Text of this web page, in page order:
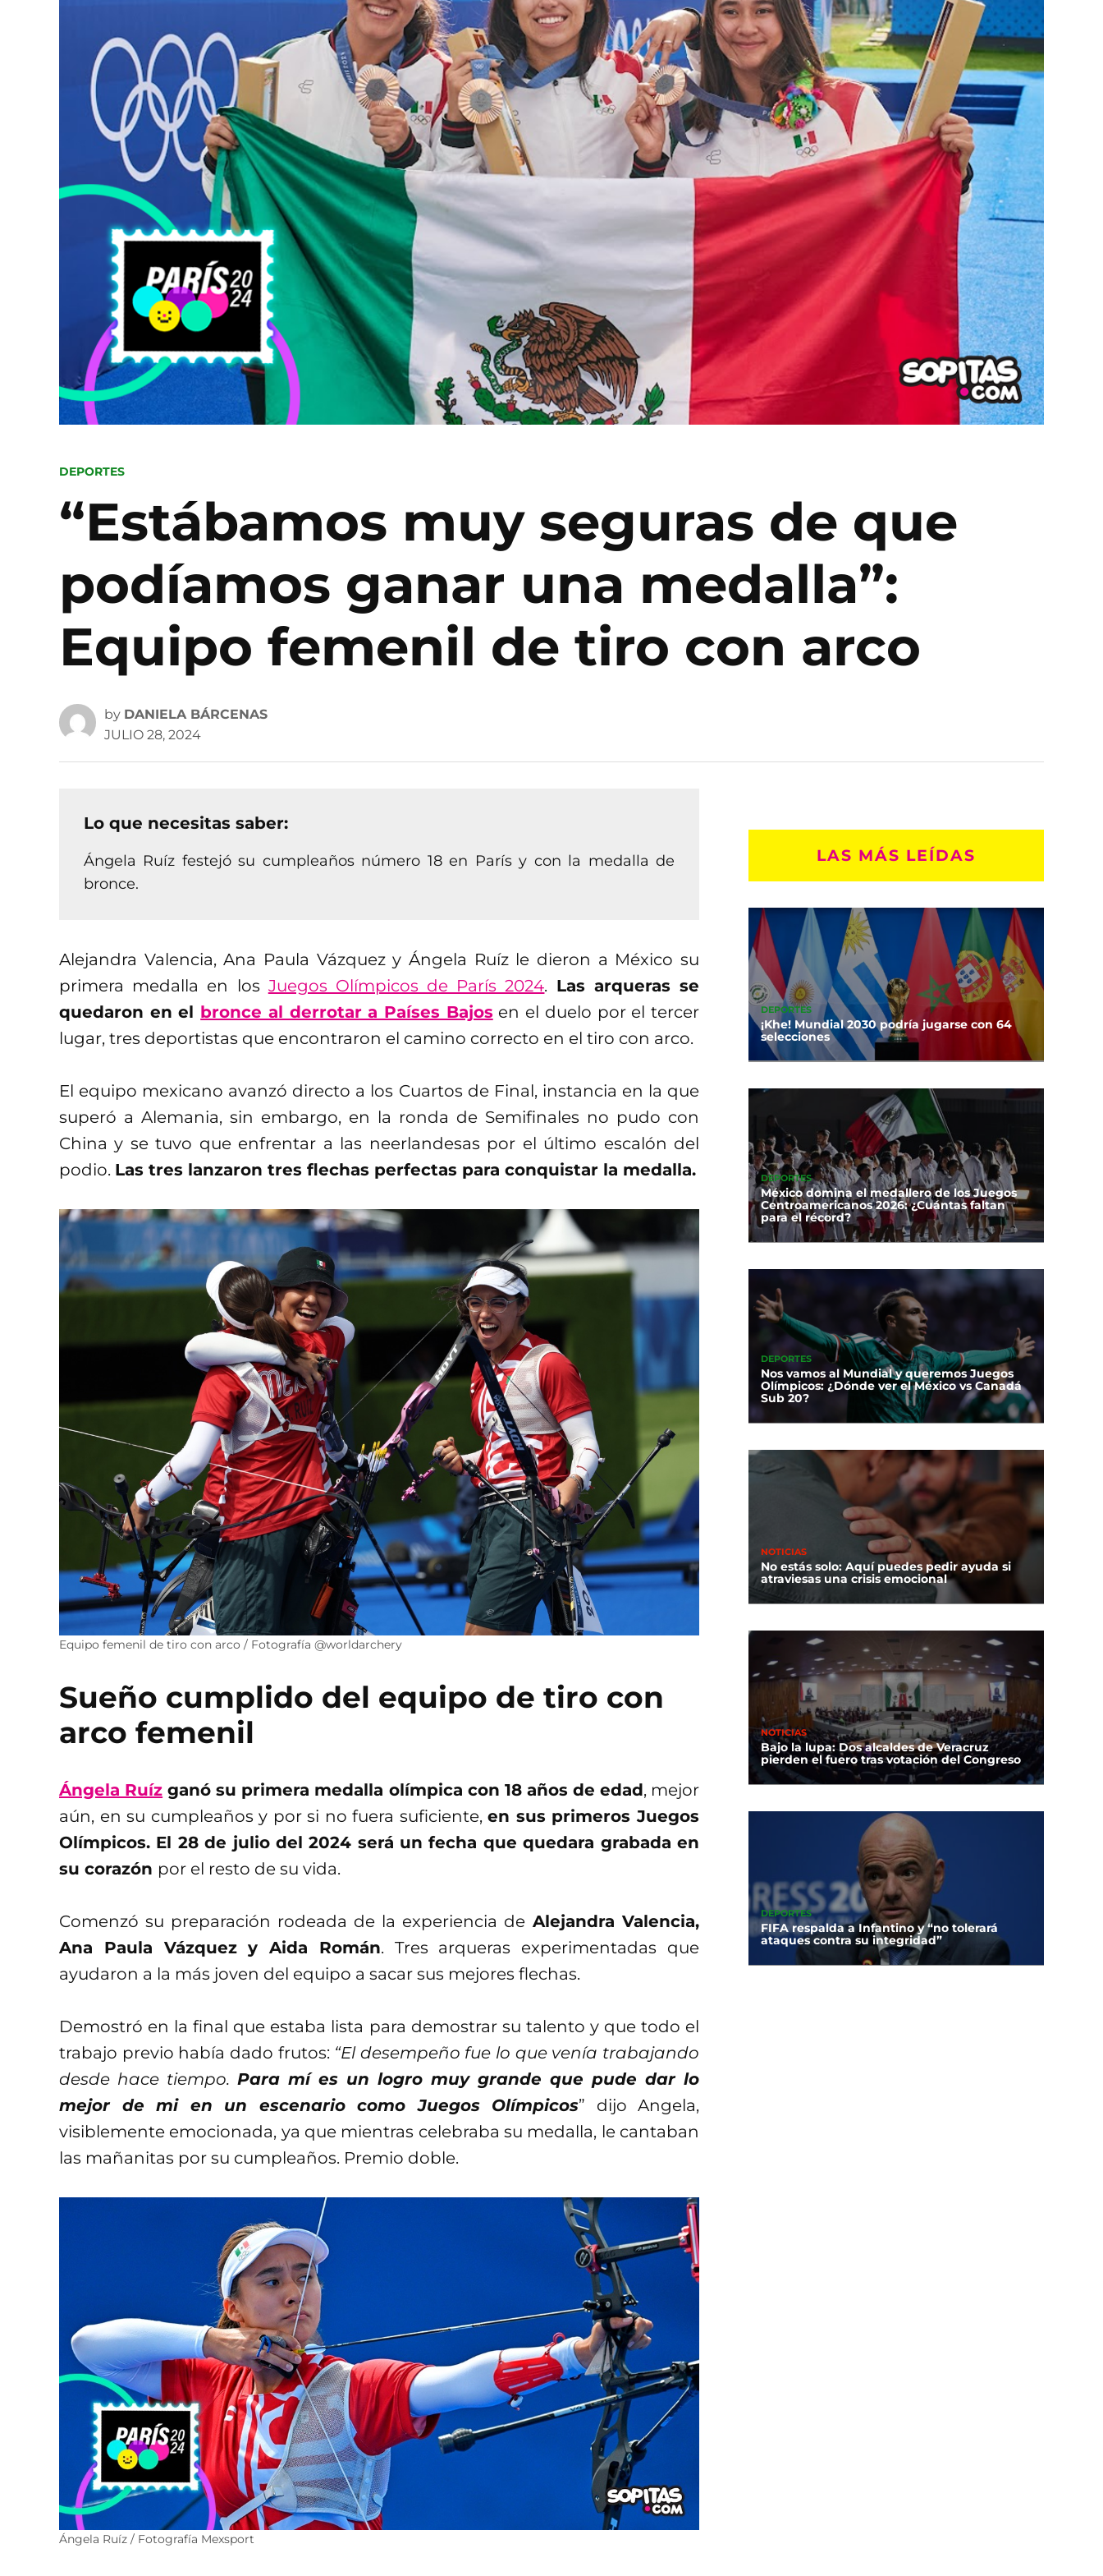
POSTED
DEPORTES
“Estábamos muy seguras de que
podíamos ganar una medalla”:
Equipo femenil de tiro con arco
by DANIELA BÁRCENAS
JULIO 28, 2024
Lo que necesitas saber:
Ángela Ruíz festejó su cumpleaños número 18 en París y con la medalla de
bronce.
Alejandra Valencia, Ana Paula Vázquez y Ángela Ruíz le dieron a México su
primera medalla en los Juegos Olímpicos de París 2024. Las arqueras se
quedaron en el bronce al derrotar a Países Bajosen el duelo por el tercer
lugar, tres deportistas que encontraron el camino correcto en el tiro con arco.
El equipo mexicano avanzó directo a los Cuartos de Final, instancia en la que
superó a Alemania, sin embargo, en la ronda de Semifinales no pudo con
China y se tuvo que enfrentar a las neerlandesas por el último escalón del
podio. Las tres lanzaron tres flechas perfectas para conquistar la medalla.
Equipo femenil de tiro con arco / Fotografía @worldarchery
Sueño cumplido del equipo de tiro con
arco femenil
Ángela Ruíz ganó su primera medalla olímpica con 18 años de edad, mejor
aún, en su cumpleaños y por si no fuera suficiente,en sus primeros Juegos
Olímpicos. El 28 de julio del 2024 será un fecha que quedara grabada en
su corazón por el resto de su vida.
Comenzó su preparación rodeada de la experiencia de Alejandra Valencia,
Ana Paula Vázquez y Aida Román. Tres arqueras experimentadas que
ayudaron a la más joven del equipo a sacar sus mejores flechas.
Demostró en la final que estaba lista para demostrar su talento y que todo el
trabajo previo había dado frutos: “El desempeño fue lo que venía trabajando
desde hace tiempo. Para mí es un logro muy grande que pude dar lo
mejor de mi en un escenario como Juegos Olímpicos” dijo Angela,
visiblemente emocionada, ya que mientras celebraba su medalla, le cantaban
las mañanitas por su cumpleaños. Premio doble.
Ángela Ruíz / Fotografía Mexsport
LAS MÁS LEÍDAS
DEPORTES
¡Khe! Mundial 2030 podría jugarse con 64
selecciones
DEPORTES
México domina el medallero de los Juegos
Centroamericanos 2026: ¿Cuántas faltan
para el récord?
DEPORTES
Nos vamos al Mundial y queremos Juegos
Olímpicos: ¿Dónde ver el México vs Canadá
Sub 20?
NOTICIAS
No estás solo: Aquí puedes pedir ayuda si
atraviesas una crisis emocional
NOTICIAS
Bajo la lupa: Dos alcaldes de Veracruz
pierden el fuero tras votación del Congreso
DEPORTES
FIFA respalda a Infantino y “no tolerará
ataques contra su integridad”